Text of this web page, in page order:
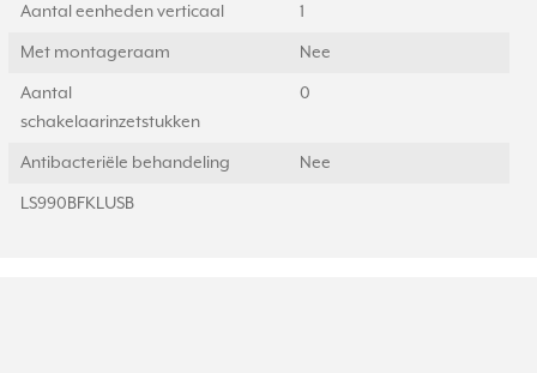
Aantal eenheden verticaal 1
Met montageraam Nee
Aantal
schakelaarinzetstukken
0
Antibacteriële behandeling Nee
LS990BFKLUSB